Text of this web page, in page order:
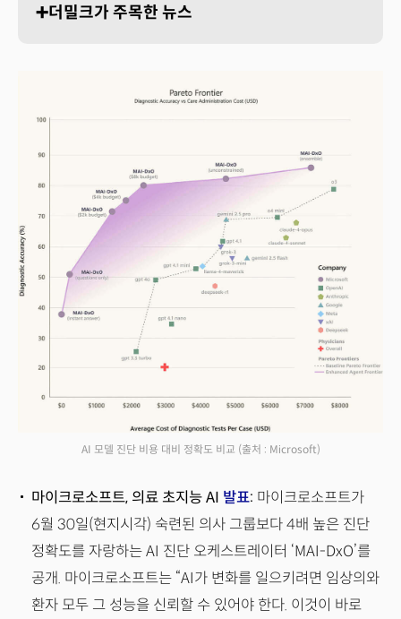
➕더밀크가 주목한 뉴스
AI 모델 진단 비용 대비 정확도 비교 (출처 : Microsoft)
마이크로소프트, 의료 초지능 AI 발표: 마이크로소프트가
6월 30일(현지시각) 숙련된 의사 그룹보다 4배 높은 진단
정확도를 자랑하는 AI 진단 오케스트레이터 ‘MAI-DxO’를
공개. 마이크로소프트는 “AI가 변화를 일으키려면 임상의와
환자 모두 그 성능을 신뢰할 수 있어야 한다. 이것이 바로